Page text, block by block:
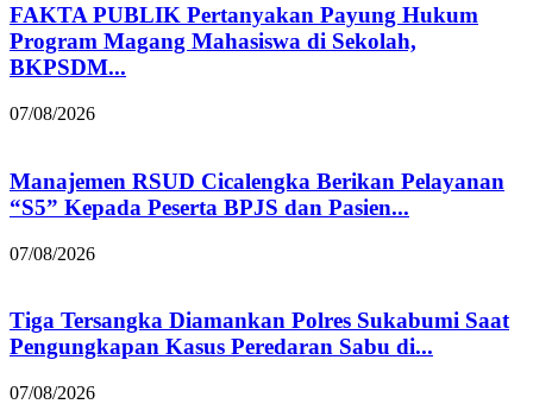
FAKTA PUBLIK Pertanyakan Payung Hukum
Program Magang Mahasiswa di Sekolah,
BKPSDM...
07/08/2026
Manajemen RSUD Cicalengka Berikan Pelayanan
“S5” Kepada Peserta BPJS dan Pasien...
07/08/2026
Tiga Tersangka Diamankan Polres Sukabumi Saat
Pengungkapan Kasus Peredaran Sabu di...
07/08/2026